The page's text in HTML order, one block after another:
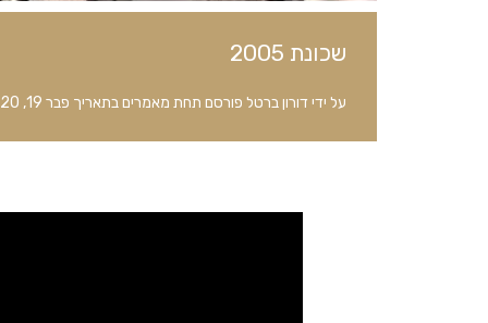
שכונת 2005
על ידי דורון ברטל פורסם תחת מאמריםבתאריך פבר 19, 2020